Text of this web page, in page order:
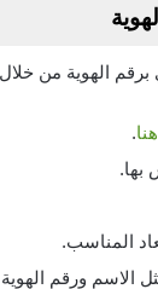
الهوية من خلال
هنا.
بها.
المناسب.
الاسم ورقم